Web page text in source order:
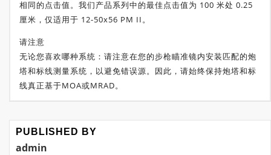
相同的点击值。我们产品系列中的最佳点击值为 100 米处 0.25
厘米，仅适用于 12-50x56 PM II。
请注意
无论您喜欢哪种系统：请注意在您的步枪瞄准镜内安装匹配的炮
塔和标线测量系统，以避免错误源。因此，请始终保持炮塔和标
线真正基于MOA或MRAD。
PUBLISHED BY
admin